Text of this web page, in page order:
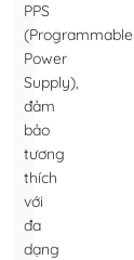
PPS
(Programmable
Power
Supply),
đảm
bảo
tương
thích
với
đa
dạng